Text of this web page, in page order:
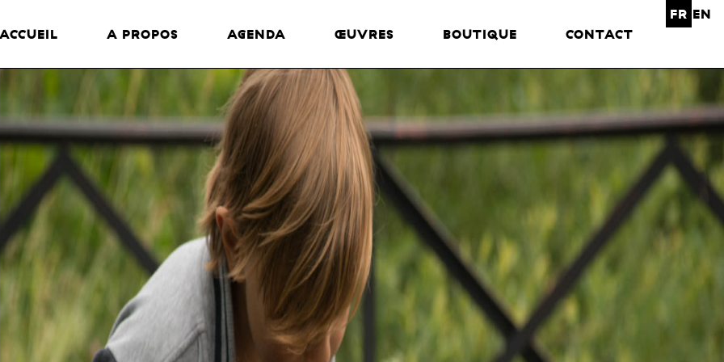
ACCUEIL A PROPOS AGENDA ŒUVRES BOUTIQUE CONTACT
FR EN